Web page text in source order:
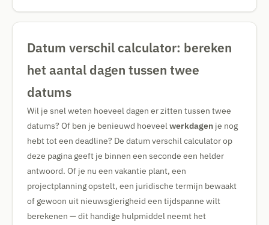
Datum verschil calculator: bereken
het aantal dagen tussen twee
datums
Wil je snel weten hoeveel dagen er zitten tussen twee
datums? Of ben je benieuwd hoeveelwerkdagen je nog
hebt tot een deadline? De datum verschil calculator op
deze pagina geeft je binnen een seconde een helder
antwoord. Of je nu een vakantie plant, een
projectplanning opstelt, een juridische termijn bewaakt
of gewoon uit nieuwsgierigheid een tijdspanne wilt
berekenen — dit handige hulpmiddel neemt het